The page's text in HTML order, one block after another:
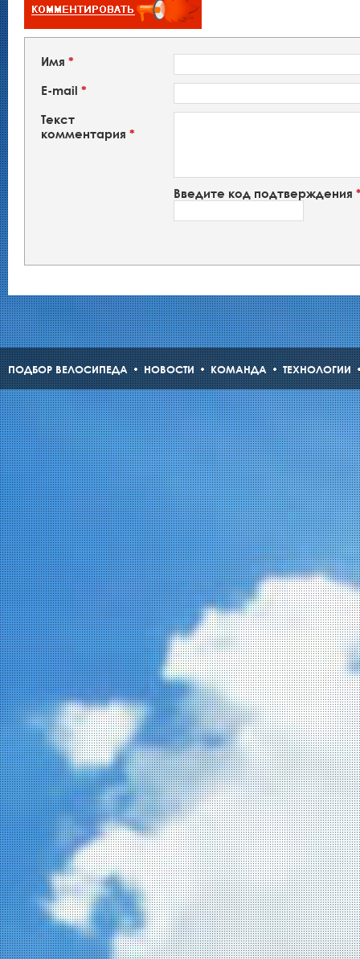
Имя *
E-mail *
Текст
комментария *
Введите код подтверждения
ПОДБОР ВЕЛОСИПЕДА НОВОСТИ КОМАНДА ТЕХНОЛОГИИ